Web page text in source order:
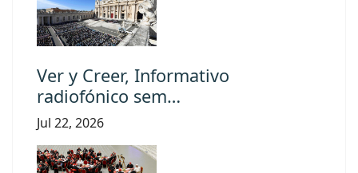
Ver y Creer, Informativo
radiofónico sem…
Jul 22, 2026